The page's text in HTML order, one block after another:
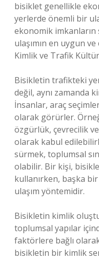
bisiklet genellikle
yerlerde önemli bir
ekonomik imkanların
ulaşımın en uygun ve
Kimlik ve Trafik
Bisikletin trafikteki
değil, aynı zamanda
İnsanlar, araç
olarak görürler.
özgürlük, çevrecilik
olarak kabul
sürmek, toplumsal
olabilir. Bir kişi,
kullanırken, başka
ulaşım yöntemidir.
Bisikletin kimlik
toplumsal yapılar
faktörlere bağlı
bisikletin bir kimlik